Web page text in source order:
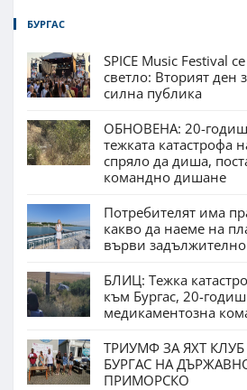
БУРГАС
SPICE Music Festival
светло: Вторият ден
силна публика
ОБНОВЕНА: 20-
тежката катастрофа
спряло да диша,
командно дишане
Потребителят има
какво да наеме на
върви
БЛИЦ: Тежка
към Бургас, 20-
медикаментозна
ТРИУМФ ЗА ЯХТ
БУРГАС НА
ПРИМОРСКО